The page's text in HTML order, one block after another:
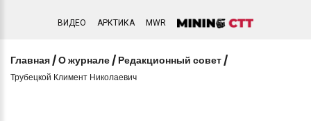
ВИДЕО АРКТИКА MWR
Главная /О журнале / Редакционный совет /
Трубецкой Климент Николаевич